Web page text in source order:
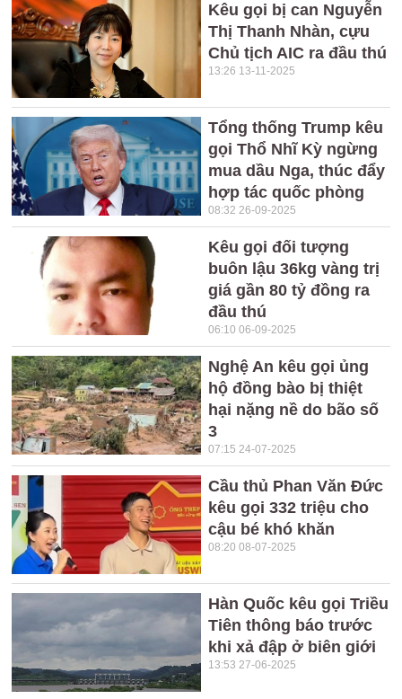
Kêu gọi bị can Nguyễn
Thị Thanh Nhàn, cựu
Chủ tịch AIC ra đầu thú
13:26 13-11-2025
Tổng thống Trump kêu
gọi Thổ Nhĩ Kỳ ngừng
mua dầu Nga, thúc đẩy
hợp tác quốc phòng
08:32 26-09-2025
Kêu gọi đối tượng
buôn lậu 36kg vàng trị
giá gần 80 tỷ đồng ra
đầu thú
06:10 06-09-2025
Nghệ An kêu gọi ủng
hộ đồng bào bị thiệt
hại nặng nề do bão số
3
07:15 24-07-2025
Cầu thủ Phan Văn Đức
kêu gọi 332 triệu cho
cậu bé khó khăn
08:20 08-07-2025
Hàn Quốc kêu gọi Triều
Tiên thông báo trước
khi xả đập ở biên giới
13:53 27-06-2025